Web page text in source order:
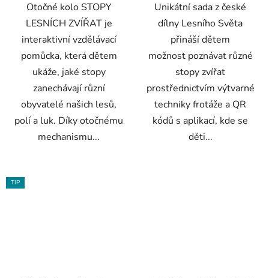
Otočné kolo STOPY
LESNÍCH ZVÍŘAT je
interaktivní vzdělávací
pomůcka, která dětem
ukáže, jaké stopy
zanechávají různí
obyvatelé našich lesů,
polí a luk. Díky otočnému
mechanismu...
Unikátní sada z české
dílny Lesního Světa
přináší dětem
možnost poznávat různé
stopy zvířat
prostřednictvím výtvarné
techniky frotáže a QR
kódů s aplikací, kde se
děti...
TIP